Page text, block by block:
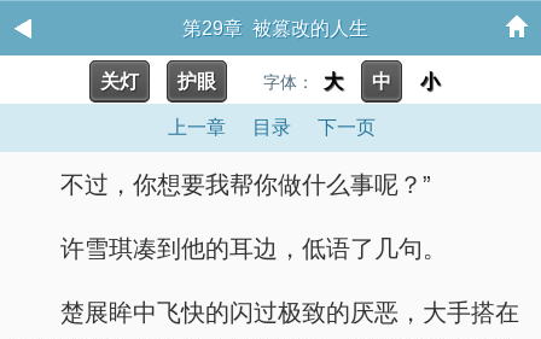
第29章 被篡改的人生
关灯 护眼 字体： 大 中 小
上一章 目录 下一页
不过，你想要我帮你做什么事呢？”
许雪琪凑到他的耳边，低语了几句。
楚展眸中飞快的闪过极致的厌恶，大手搭在